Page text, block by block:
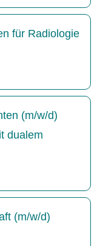
für Radiologie
(m/w/d)
dualem
(m/w/d)